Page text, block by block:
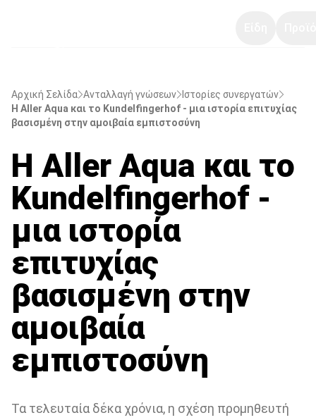
Αρχική Σελίδα Ανταλλαγή γνώσεων
Ιστορίες συνεργατών
Η Aller Aqua και το Kundelfingerhof - μια ιστορία επιτυχίας
βασισμένη στην αμοιβαία εμπιστοσύνη
Η Aller Aqua και το
Kundelfingerhof -
μια ιστορία
επιτυχίας
βασισμένη στην
αμοιβαία
εμπιστοσύνη
Τα τελευταία δέκα χρόνια, η σχέση προμηθευτή